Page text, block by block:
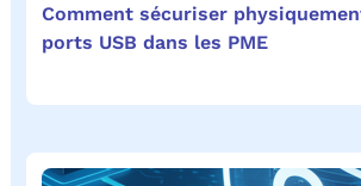
Comment sécuriser
ports USB dans les PME